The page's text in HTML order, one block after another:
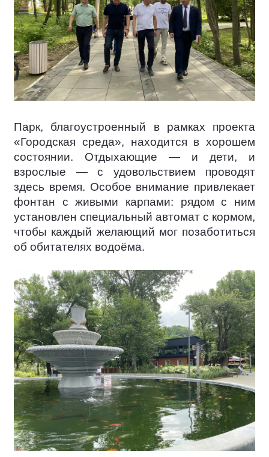
Парк, благоустроенный в рамках проекта
«Городская среда», находится в хорошем
состоянии. Отдыхающие — и дети, и
взрослые — с удовольствием проводят
здесь время. Особое внимание привлекает
фонтан с живыми карпами: рядом с ним
установлен специальный автомат с кормом,
чтобы каждый желающий мог позаботиться
об обитателях водоёма.